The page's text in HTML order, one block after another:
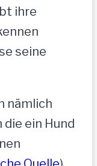
ihre
seine
nämlich
die ein Hund